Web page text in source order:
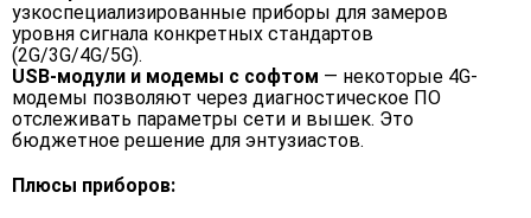
узкоспециализированные приборы для замеров
уровня сигнала конкретных стандартов
(2G/3G/4G/5G).
USB-модули и модемы с софтом — некоторые 4G-
модемы позволяют через диагностическое ПО
отслеживать параметры сети и вышек. Это
бюджетное решение для энтузиастов.
Плюсы приборов: